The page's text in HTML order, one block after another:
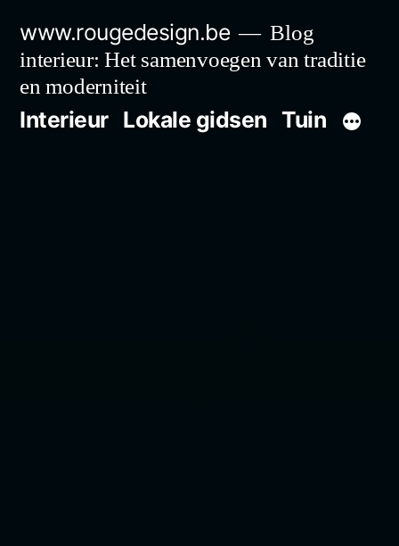
naar
inhoud
www.rougedesign.be
Blog
interieur: Het samenvoegen van traditie
en moderniteit
Interieur Lokale gidsen Tuin